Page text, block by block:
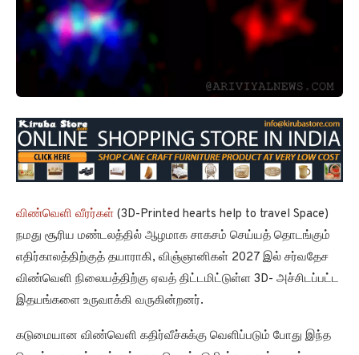
விண்வெளி வீரர்கள் (3D-Printed hearts help to travel Space)
நமது சூரிய மண்டலத்தில் ஆழமாக சாகசம் செய்யத் தொடங்கும்
எதிர்காலத்திற்குத் தயாராகி, விஞ்ஞானிகள் 2027 இல் சர்வதேச
விண்வெளி நிலையத்திற்கு ஏவத் திட்டமிட்டுள்ள 3D- அச்சிடப்பட்ட
இதயங்களை உருவாக்கி வருகின்றனர்.
கடுமையான விண்வெளி கதிர்வீச்சுக்கு வெளிப்படும் போது இந்த